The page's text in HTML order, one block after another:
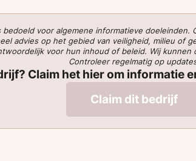
voor algemene informatieve
advies op het gebied van veiligheid, milieu of
voor hun inhoud of beleid. Wij
Controleer regelmatig op
Claim het hier om informatie
Claim dit bedrijf